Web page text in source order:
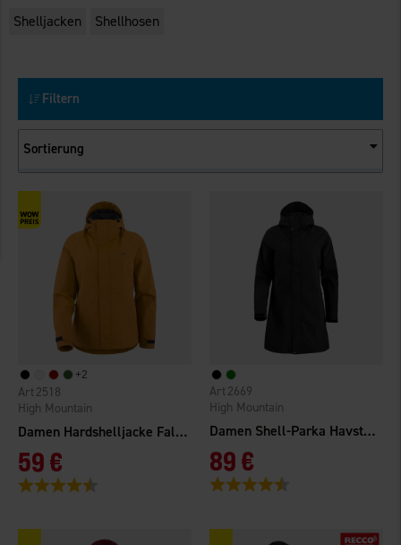
Shelljacken
Shellhosen
Filtern
Sortierung
+2
Damen Hardshelljacke Falkenberg 2.0 WP
High Mountain
2518
59 €
Bewertung:
Damen Shell-Parka Havstorp WP
High Mountain
2669
89 €
Bewertung: